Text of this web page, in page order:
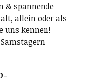
& spannende
allein oder als
uns kennen!